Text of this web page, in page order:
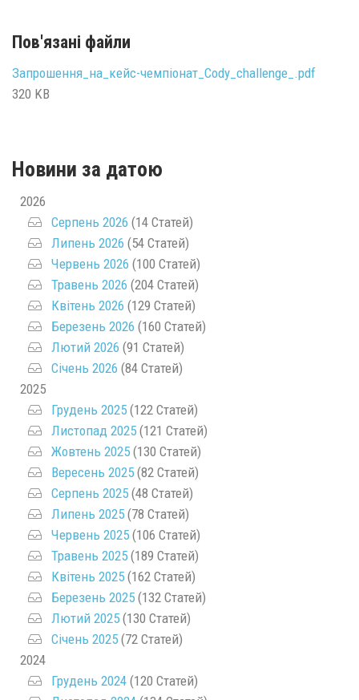
Пов'язані файли
Запрошення_на_кейс-чемпіонат_Cody_challenge_.pdf
320 KB
Новини за датою
2026
Серпень 2026 (14 Статей)
Липень 2026 (54 Статей)
Червень 2026 (100 Статей)
Травень 2026 (204 Статей)
Квітень 2026 (129 Статей)
Березень 2026 (160 Статей)
Лютий 2026 (91 Статей)
Січень 2026 (84 Статей)
2025
Грудень 2025 (122 Статей)
Листопад 2025 (121 Статей)
Жовтень 2025 (130 Статей)
Вересень 2025 (82 Статей)
Серпень 2025 (48 Статей)
Липень 2025 (78 Статей)
Червень 2025 (106 Статей)
Травень 2025 (189 Статей)
Квітень 2025 (162 Статей)
Березень 2025 (132 Статей)
Лютий 2025 (130 Статей)
Січень 2025 (72 Статей)
2024
Грудень 2024 (120 Статей)